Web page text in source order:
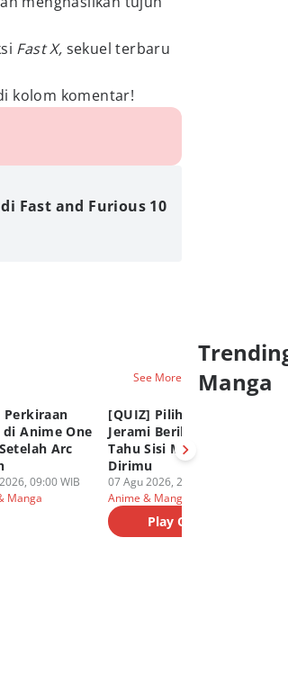
Fast X, sekuel terbaru
kolom komentar!
Fast and Furious 10
See More
Perkiraan
di Anime One
Arc
09:00 WIB
Manga
[QUIZ] Pilih Kru Topi
Jerami Berikut, Kami
Tahu Sisi Melankolis
Dirimu
07 Agu 2026, 20:45 WIB
Anime & Manga
Play Quiz
07
Manga